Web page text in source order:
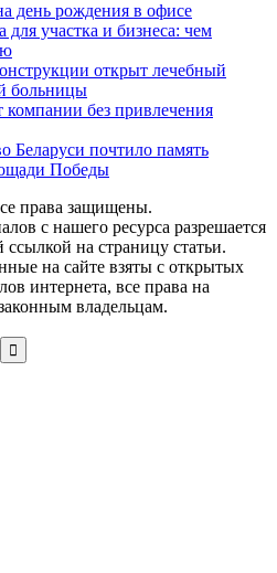
день рождения в офисе
участка и бизнеса: чем
открыт лечебный
больницы
компании без привлечения
Беларуси почтило память
Победы
права защищены.
с нашего ресурса разрешается
ссылкой на страницу статьи.
на сайте взяты с открытых
интернета, все права на
владельцам.